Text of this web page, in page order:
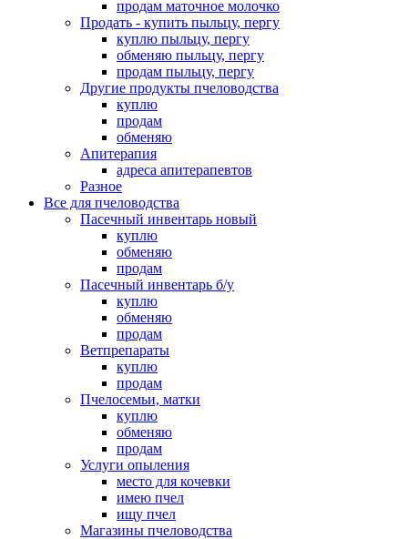
продам маточное молочко
Продать - купить пыльцу, пергу
куплю пыльцу, пергу
обменяю пыльцу, пергу
продам пыльцу, пергу
Другие продукты пчеловодства
куплю
продам
обменяю
Апитерапия
адреса апитерапевтов
Разное
Все для пчеловодства
Пасечный инвентарь новый
куплю
обменяю
продам
Пасечный инвентарь б/у
куплю
обменяю
продам
Ветпрепараты
куплю
продам
Пчелосемьи, матки
куплю
обменяю
продам
Услуги опыления
место для кочевки
имею пчел
ищу пчел
Магазины пчеловодства